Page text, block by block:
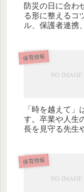
防災の日に合わ
る形に整えるコ
ル、保護者連携
保育情報
「時を越えて
す。卒業や人生
長を見守る先生
保育情報